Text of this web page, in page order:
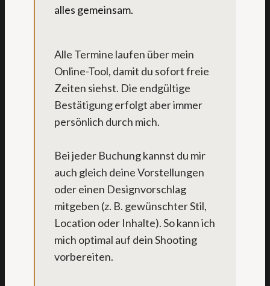
alles gemeinsam.
Alle Termine laufen über mein
Online-Tool, damit du sofort freie
Zeiten siehst. Die endgültige
Bestätigung erfolgt aber immer
persönlich durch mich.
Bei jeder Buchung kannst du mir
auch gleich deine Vorstellungen
oder einen Designvorschlag
mitgeben (z. B. gewünschter Stil,
Location oder Inhalte). So kann ich
mich optimal auf dein Shooting
vorbereiten.